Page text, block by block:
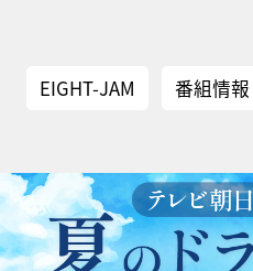
EIGHT-JAM 番組情報